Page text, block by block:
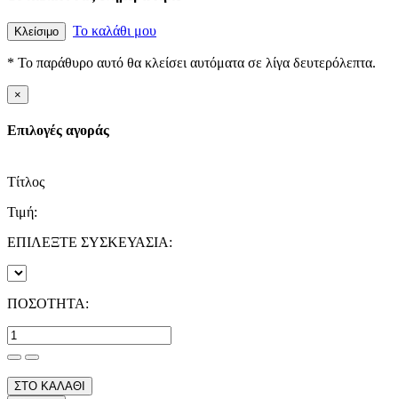
Κλείσιμο Το καλάθι μου
* Το παράθυρο αυτό θα κλείσει αυτόματα σε λίγα δευτερόλεπτα.
×
Επιλογές αγοράς
Τίτλος
Τιμή:
ΕΠΙΛΕΞΤΕ ΣΥΣΚΕΥΑΣΙΑ:
ΠΟΣΟΤΗΤΑ:
ΣΤΟ ΚΑΛΑΘΙ